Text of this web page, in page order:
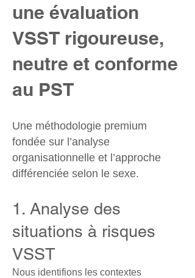
une évaluation
VSST rigoureuse,
neutre et conforme
au PST
Une méthodologie premium
fondée sur l’analyse
organisationnelle et l’approche
différenciée selon le sexe.
​1. Analyse des
situations à risques
VSST
Nous identifions les contextes